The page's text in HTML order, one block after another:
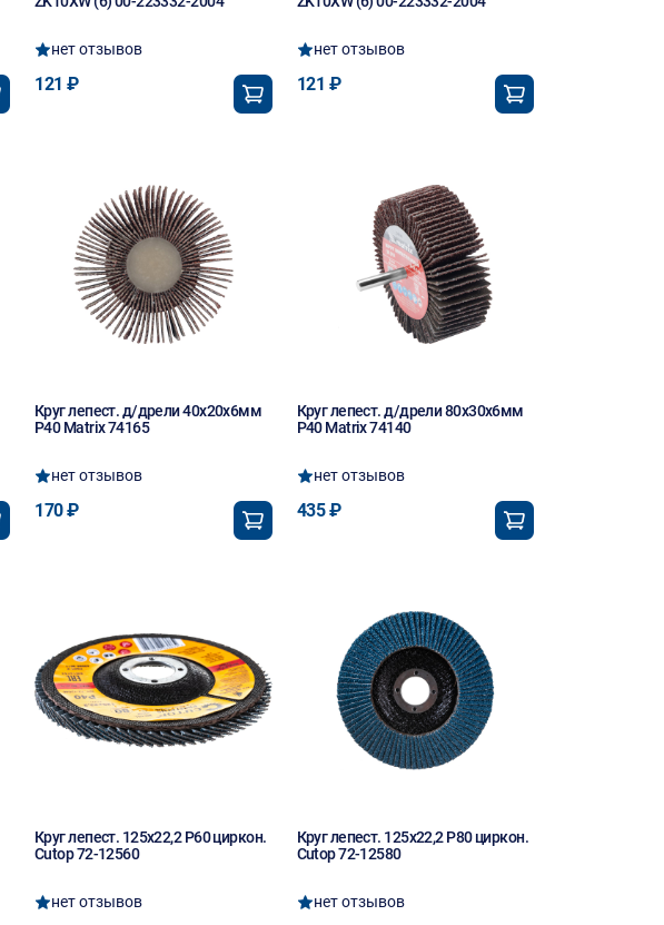
нет отзывов
121 ₽
нет отзывов
121 ₽
Круг лепест. д/дрели 40х20х6мм
P40 Matrix 74165
нет отзывов
170 ₽
Круг лепест. д/дрели 80х30х6мм
P40 Matrix 74140
нет отзывов
435 ₽
Круг лепест. 125х22,2 Р60 циркон.
Cutop 72-12560
нет отзывов
Круг лепест. 125х22,2 Р80 циркон.
Cutop 72-12580
нет отзывов